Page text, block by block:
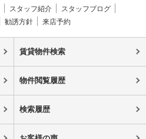
スタッフ紹介
スタッフブログ
勧誘方針 来店予約
賃貸物件検索
物件閲覧履歴
検索履歴